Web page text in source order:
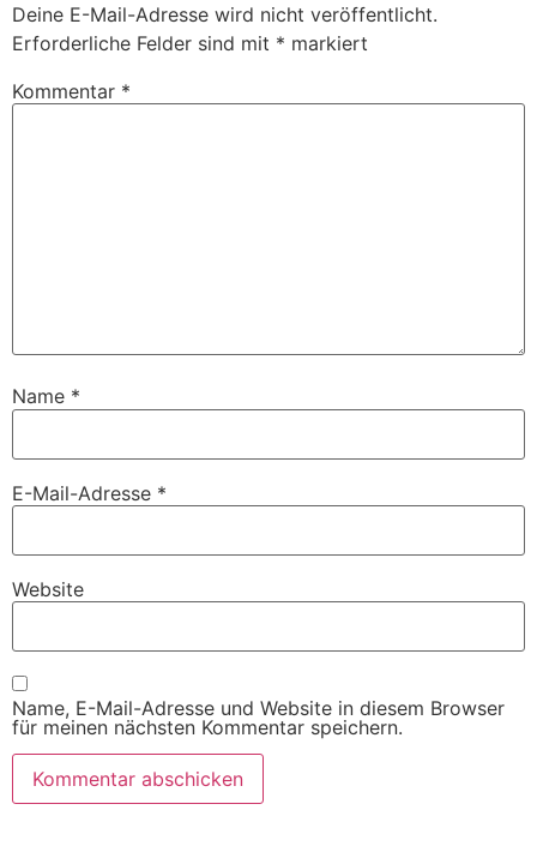
Deine E-Mail-Adresse wird nicht veröffentlicht.
Erforderliche Felder sind mit * markiert
Kommentar *
Name *
E-Mail-Adresse *
Website
Name, E-Mail-Adresse und Website in diesem Browser
für meinen nächsten Kommentar speichern.